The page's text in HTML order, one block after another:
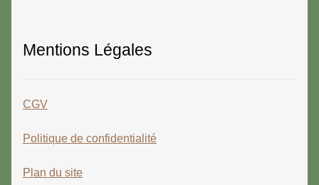
Mentions Légales
CGV
Politique de confidentialité
Plan du site